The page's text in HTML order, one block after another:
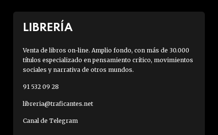
LIBRERÍA
Venta de libros on-line. Amplio fondo, con más de 30.000
títulos especializado en pensamiento crítico, movimientos
sociales y narrativa de otros mundos.
91 532 09 28
libreria@traficantes.net
Canal de Telegram